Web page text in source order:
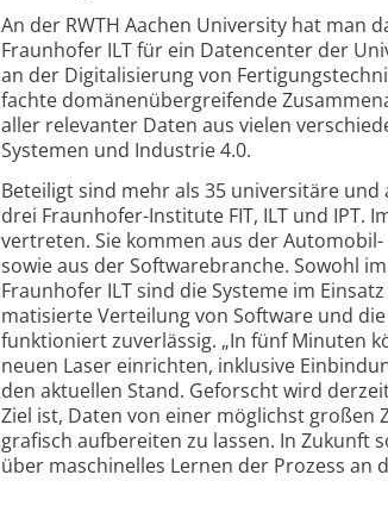
An der RWTH Aachen University hat man
Fraunhofer ILT für ein Datencenter der
an der Digi­talisierung von
fachte domänen­übergreifende
aller relevanter Daten aus vielen
Systemen und Industrie 4.0.
Beteiligt sind mehr als 35 universitäre
drei Fraunhofer-Institute FIT, ILT und IPT.
vertreten. Sie kommen aus der
sowie aus der Software­branche. Sowohl
Fraunhofer ILT sind die Systeme im
matisierte Verteilung von Software und
funktioniert zuverlässig. „In fünf Minuten
neuen Laser einrichten, inklusive
den aktuellen Stand. Geforscht wird
Ziel ist, Daten von einer möglichst
grafisch aufbereiten zu lassen. In Zukunft
über maschinelles Lernen der Prozess an